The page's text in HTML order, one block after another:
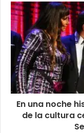
En una noche
de la cultura